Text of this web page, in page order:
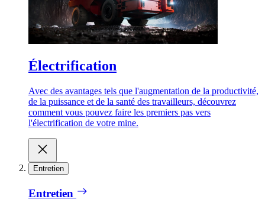
Électrification
Avec des avantages tels que l'augmentation de la productivité,
de la puissance et de la santé des travailleurs, découvrez
comment vous pouvez faire les premiers pas vers
l'électrification de votre mine.
Entretien
Entretien